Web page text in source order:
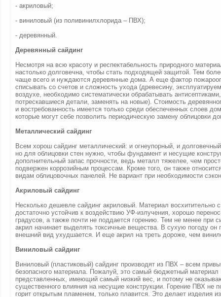
- акриловый;
- виниловый (из поливинилхлорида – ПВХ);
- деревянный.
Деревянный сайдинг
Несмотря на всю красоту и респектабельность природного
настолько долговечна, чтобы стать подходящей защитой. Тем
чаще всего и нуждаются деревянные дома. А еще фактор
списывать со счетов и сложность ухода (древесину,
воздухе, необходимо систематически обрабатывать
потрескавшиеся детали, заменять на новые). Стоимость
и востребованность имеется только среди обеспеченных слоев
которые могут себе позволить периодическую замену облицовки
Металлический сайдинг
Всем хорош сайдинг металлический: и огнеупорный, и
но для облицовки стен нужно, чтобы фундамент и несущие
дополнительный запас прочности, ведь металл тяжелее, чем
подвержен коррозийным процессам. Кроме того, он также
видам облицовочных панелей. Не вариант при необходимости
Акриловый сайдинг
Несколько дешевле сайдинг акриловый. Материал восхитительно
достаточно устойчив к воздействию УФ-излучения, хорошо
градусов, а также почти не поддается горению. Тем не менее при
акрил начинает выделять токсичные вещества. В сухую погоду он
внешний вид ухудшается. И еще акрил на треть дороже, чем
Виниловый сайдинг
Виниловый (пластиковый) сайдинг производят из ПВХ – всем
безопасного материала. Пожалуй, это самый бюджетный материал
представленных, имеющий самый низкий вес, и потому не
существенного влияния на несущие конструкции. Горение ПВХ не
горит открытым пламенем, только плавится. Это делает изделия из